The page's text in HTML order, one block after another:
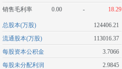
销售毛利率
0.00 - 18.29
总股本(万股)
124406.21
流通股本(万股)
113016.37
每股资本公积金
3.7066
每股未分配利润
2.9845